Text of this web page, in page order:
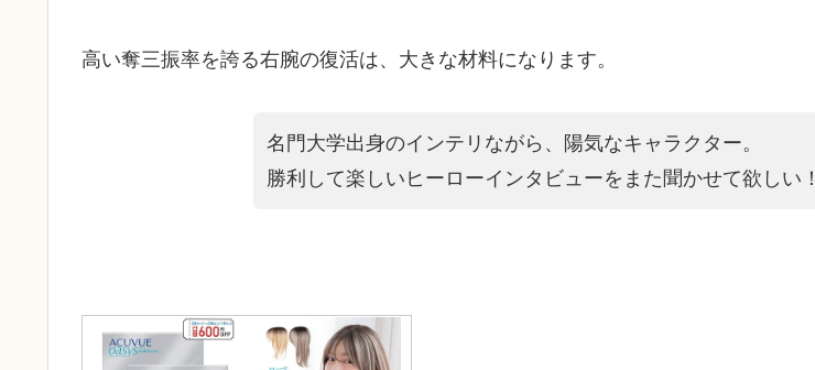
高い奪三振率を誇る右腕の復活は、大きな材料になります。
名門大学出身のインテリながら、陽気なキャラクター。
勝利して楽しいヒーローインタビューをまた聞かせて欲しい！